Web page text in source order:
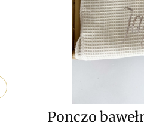
Ponczo